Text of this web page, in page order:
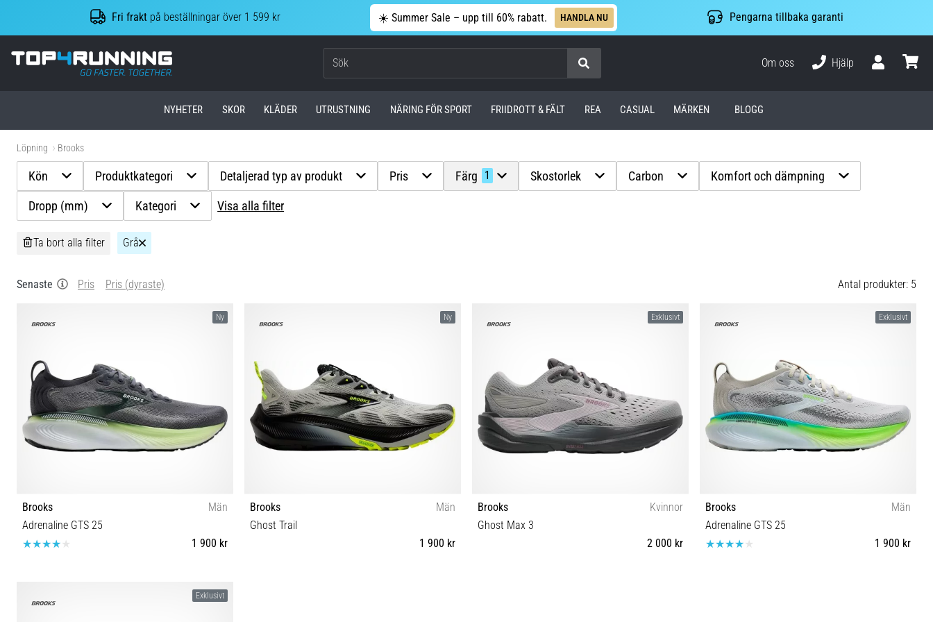
Fri frakt på beställningar över 1 599 kr ☀️ Summer Sale – upp till 60% rabatt. HANDLA NU Pengarna tillbaka garanti
Top4Running.se
Om oss
Hjälp
NYHETER SKOR KLÄDER UTRUSTNING NÄRING FÖR SPORT FRIIDROTT & FÄLT REA CASUAL MÄRKEN BLOGG
Löpning Brooks
Kön Produktkategori Detaljerad typ av produkt Pris Färg 1 Skostorlek Carbon Komfort och dämpning
Dropp (mm) Kategori Visa alla filter
Ta bort alla filter Grå
Senaste Pris Pris (dyraste) Antal produkter: 5
Ny
Brooks
Män
Adrenaline GTS 25
1 900 kr
40 40½ 41 42 42½ 43 44 44½ 45 45½ 46 46½ 47½
Ny
Brooks
Män
Ghost Trail
1 900 kr
Exklusivt
Brooks
Kvinnor
Ghost Max 3
2 000 kr
Exklusivt
Brooks
Män
Adrenaline GTS 25
1 900 kr
Exklusivt